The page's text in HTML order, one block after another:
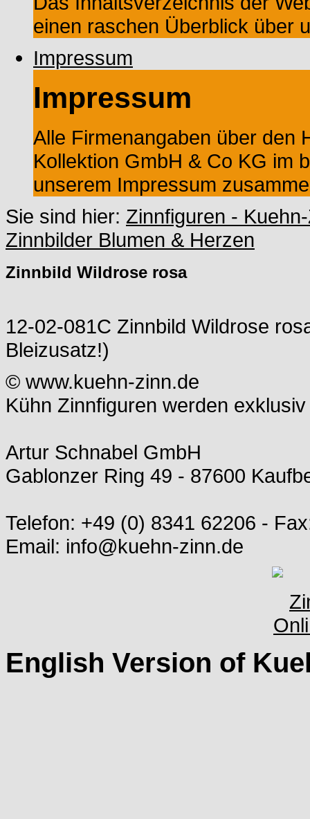
einen raschen Überblick über
Impressum
Impressum
Alle Firmenangaben über den
Kollektion GmbH & Co KG im
unserem Impressum
Sie sind hier: Zinnfiguren -
Zinnbilder Blumen & Herzen
Zinnbild Wildrose rosa
12-02-081C Zinnbild Wildrose
Bleizusatz!)
© www.kuehn-zinn.de
Kühn Zinnfiguren werden
Artur Schnabel GmbH
Gablonzer Ring 49 - 87600
Telefon: +49 (0) 8341 62206 -
Email: info@kuehn-zinn.de
English Version of